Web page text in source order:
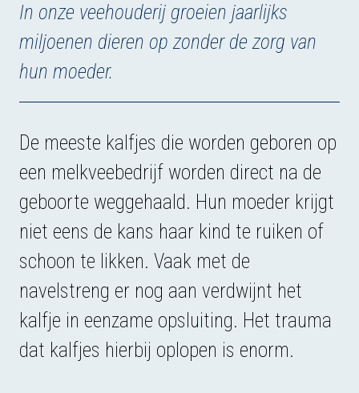
In onze veehouderij groeien jaarlijks
miljoenen dieren op zonder de zorg van
hun moeder.
De meeste kalfjes die worden geboren op
een melkveebedrijf worden direct na de
geboorte weggehaald. Hun moeder krijgt
niet eens de kans haar kind te ruiken of
schoon te likken. Vaak met de
navelstreng er nog aan verdwijnt het
kalfje in eenzame opsluiting. Het trauma
dat kalfjes hierbij oplopen is enorm.